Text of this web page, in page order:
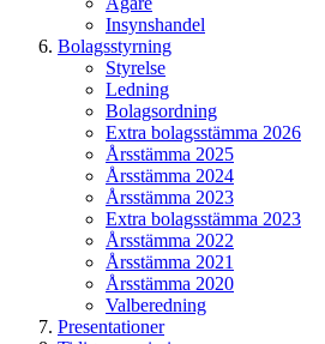
Insynshandel
Bolagsstyrning
Styrelse
Ledning
Bolagsordning
Extra bolagsstämma 2026
Årsstämma 2025
Årsstämma 2024
Årsstämma 2023
Extra bolagsstämma 2023
Årsstämma 2022
Årsstämma 2021
Årsstämma 2020
Valberedning
Presentationer